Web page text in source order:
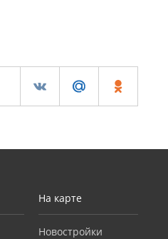
На карте
Новостройки